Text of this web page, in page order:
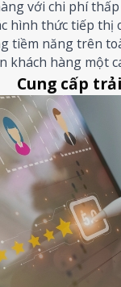
với chi phí
hình thức tiếp
tiềm năng trên
khách hàng một
Cung cấp